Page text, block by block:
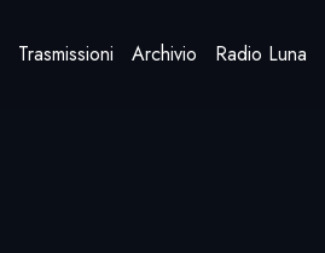
Trasmissioni Archivio Radio Luna